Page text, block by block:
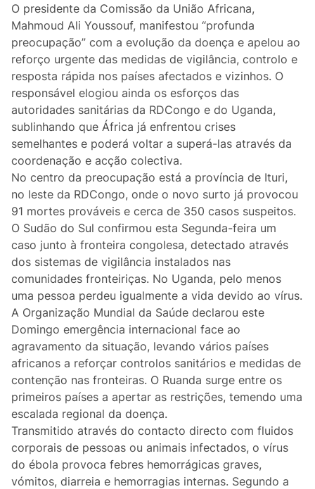
Indústria
Auto
Agricultura
Vozes Pontuais
Lifestyle
Casa
Fama
Figuras
Orgulho ou Vergonha?
Vox Populi
Reportagem
Ensino Superior
Redes Sociais
Curiosidades
O presidente da Comissão da União Africana,
Mahmoud Ali Youssouf, manifestou “profunda
preocupação” com a evolução da doença e apelou ao
reforço urgente das medidas de vigilância, controlo e
resposta rápida nos países afectados e vizinhos. O
responsável elogiou ainda os esforços das
autoridades sanitárias da RDCongo e do Uganda,
sublinhando que África já enfrentou crises
semelhantes e poderá voltar a superá-las através da
coordenação e acção colectiva.
No centro da preocupação está a província de Ituri,
no leste da RDCongo, onde o novo surto já provocou
91 mortes prováveis e cerca de 350 casos suspeitos.
O Sudão do Sul confirmou esta Segunda-feira um
caso junto à fronteira congolesa, detectado através
dos sistemas de vigilância instalados nas
comunidades fronteiriças. No Uganda, pelo menos
uma pessoa perdeu igualmente a vida devido ao vírus.
A Organização Mundial da Saúde declarou este
Domingo emergência internacional face ao
agravamento da situação, levando vários países
africanos a reforçar controlos sanitários e medidas de
contenção nas fronteiras. O Ruanda surge entre os
primeiros países a apertar as restrições, temendo uma
escalada regional da doença.
Transmitido através do contacto directo com fluidos
corporais de pessoas ou animais infectados, o vírus
do ébola provoca febres hemorrágicas graves,
vómitos, diarreia e hemorragias internas. Segundo a